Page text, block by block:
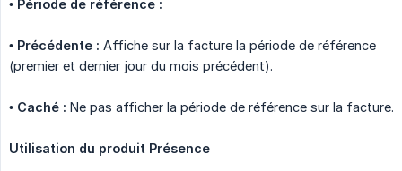
• Période de référence :
• Précédente : Affiche sur la facture la période de référence
(premier et dernier jour du mois précédent).
• Caché : Ne pas afficher la période de référence sur la facture.
Utilisation du produit Présence